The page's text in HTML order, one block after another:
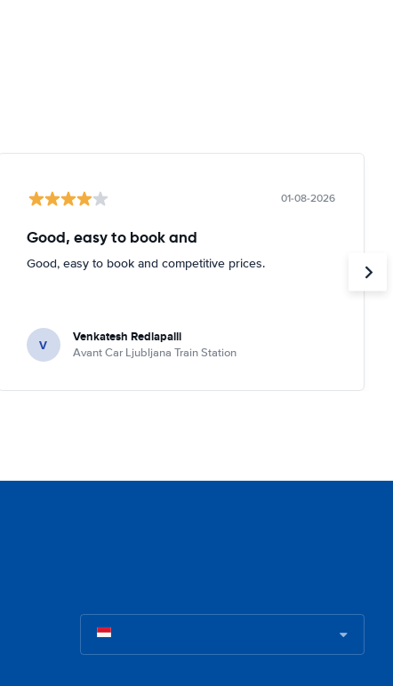
01-08-2026
Good, easy to book and
Good, easy to book and competitive prices.
V Venkatesh Redlapalli
Avant Car Ljubljana Train Station